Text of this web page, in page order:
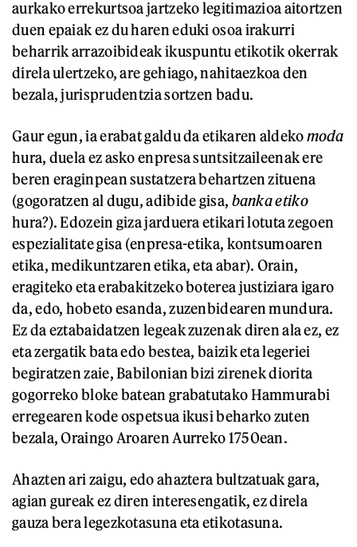
aurkako errekurtsoa jartzeko legitimazioa aitortzen
duen epaiak ez du haren eduki osoa irakurri
beharrik arrazoibideak ikuspuntu etikotik okerrak
direla ulertzeko, are gehiago, nahitaezkoa den
bezala, jurisprudentzia sortzen badu.
Gaur egun, ia erabat galdu da etikaren aldekomoda
hura, duela ez asko enpresa suntsitzaileenak ere
beren eraginpean sustatzera behartzen zituena
(gogoratzen al dugu, adibide gisa, banka etiko
hura?). Edozein giza jarduera etikari lotuta zegoen
espezialitate gisa (enpresa-etika, kontsumoaren
etika, medikuntzaren etika, eta abar). Orain,
eragiteko eta erabakitzeko boterea justiziara igaro
da, edo, hobeto esanda, zuzenbidearen mundura.
Ez da eztabaidatzen legeak zuzenak diren ala ez, ez
eta zergatik bata edo bestea, baizik eta legeriei
begiratzen zaie, Babilonian bizi zirenek diorita
gogorreko bloke batean grabatutako Hammurabi
erregearen kode ospetsua ikusi beharko zuten
bezala, Oraingo Aroaren Aurreko 1750ean.
Ahazten ari zaigu, edo ahaztera bultzatuak gara,
agian gureak ez diren interesengatik, ez direla
gauza bera legezkotasuna eta etikotasuna.